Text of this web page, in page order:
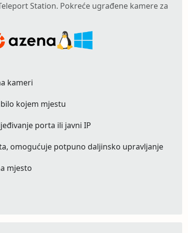
Station. Pokreće ugrađene kamere za
kameri
kojem mjestu
porta ili javni IP
omogućuje potpuno daljinsko upravljanje
mjesto